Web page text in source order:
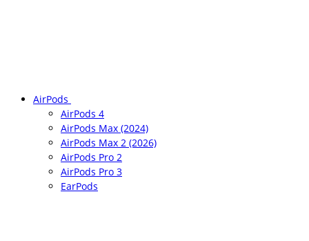
AirPods
AirPods 4
AirPods Max (2024)
AirPods Max 2 (2026)
AirPods Pro 2
AirPods Pro 3
EarPods